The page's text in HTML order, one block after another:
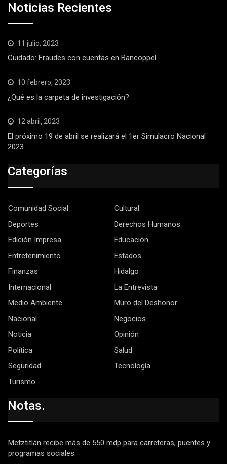
Noticias Recientes
11 julio, 2023
Cuidado: Fraudes con cuentas en Bancoppel
10 febrero, 2023
¿Qué es la carpeta de investigación?
12 abril, 2023
El próximo 19 de abril se realizará el 1er Simulacro Nacional
2023
Categorías
Comunidad Social
Cultural
Deportes
Derechos Humanos
Edición Impresa
Educación
Entretenimiento
Estados
Finanzas
Hidalgo
Internacional
La Entrevista
Medio Ambiente
Muro del Deshonor
Nacional
Negocios
Noticia
Opinión
Política
Salud
Seguridad
Tecnología
Turismo
Notas.
Metztitlán recibe más de 550 mdp para carreteras, puentes y
programas sociales.